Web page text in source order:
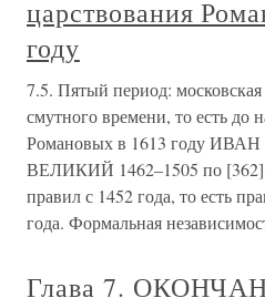
царствования
году
7.5. Пятый период:
смутного времени, то есть до
Романовых в 1613 году
ВЕЛИКИЙ 1462–1505 по
правил с 1452 года, то есть
года. Формальная
Глава 7.